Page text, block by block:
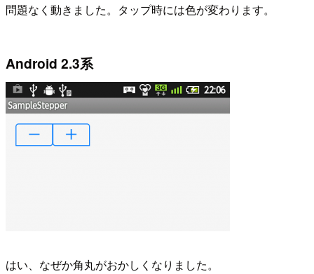
問題なく動きました。タップ時には色が変わります。
Android 2.3系
はい、なぜか角丸がおかしくなりました。